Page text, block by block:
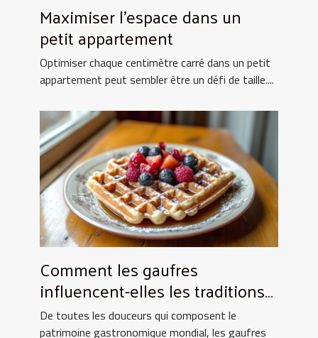
Maximiser l'espace dans un
petit appartement
Optimiser chaque centimètre carré dans un petit
appartement peut sembler être un défi de taille....
Comment les gaufres
influencent-elles les traditions
culinaires ?
De toutes les douceurs qui composent le
patrimoine gastronomique mondial, les gaufres